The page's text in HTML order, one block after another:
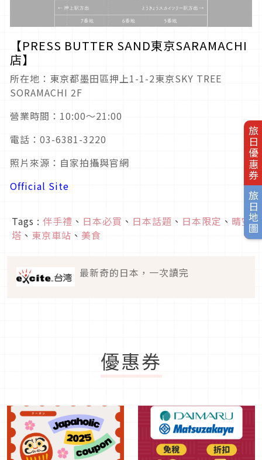
旅日優惠券
旅日地圖
【PRESS BUTTER SAND東京SARAMACHI
店】
所在地：東京都墨田區押上1-1-2東京SKY TREE
SORAMACHI 2F
營業時間：10:00〜21:00
電話：03-6381-3220
照片來源：自家拍攝與官網
Official Site
Tags : 伴手禮 、 日本必買 、 日本話題 、 日本限定 、 晴空
塔 、 東京車站 、 美食
最新奇的日本，一次讀完
優惠券